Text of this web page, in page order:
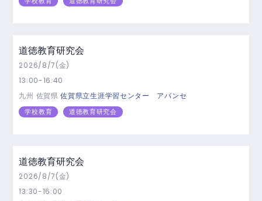
道徳教育研究会
2026/8/7(金)
13:00-16:40
九州 佐賀県佐賀県立生涯学習センター アバンセ
学校教育 道徳教育研究会
道徳教育研究会
2026/8/7(金)
13:30-16:00